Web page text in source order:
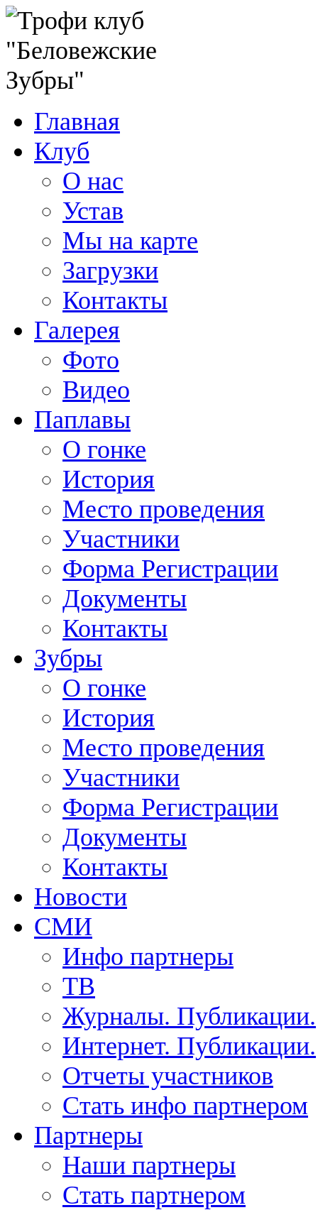
Главная
Клуб
О нас
Устав
Мы на карте
Загрузки
Контакты
Галерея
Фото
Видео
Паплавы
О гонке
История
Место проведения
Участники
Форма Регистрации
Документы
Контакты
Зубры
О гонке
История
Место проведения
Участники
Форма Регистрации
Документы
Контакты
Новости
СМИ
Инфо партнеры
ТВ
Журналы. Публикации.
Интернет. Публикации.
Отчеты участников
Стать инфо партнером
Партнеры
Наши партнеры
Стать партнером